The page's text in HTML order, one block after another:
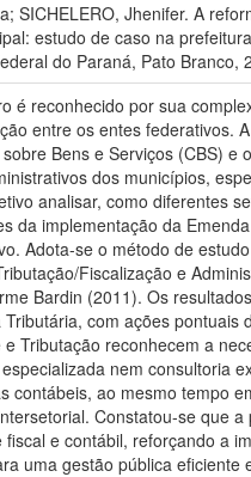
SICHELERO, Jhenifer. A
estudo de caso na
do Paraná, Pato Branco,
é reconhecido por sua
entre os entes federativos.
Bens e Serviços (CBS) e
dos municípios,
analisar, como diferentes
da implementação da
Adota-se o método de
Fiscalização e
Bardin (2011). Os
com ações
Tributação reconhecem a
nem consultoria
contábeis, ao mesmo tempo
Constatou-se que
e contábil, reforçando a
uma gestão pública eficiente